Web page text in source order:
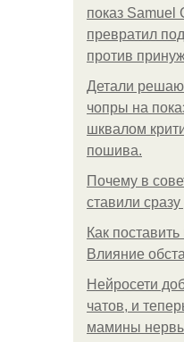
показ Samuel
превратил
против
Детали
чопры на
шквалом
пошива.
Почему в
ставили
Как
Влияние
Нейросети
чатов, и
мамины